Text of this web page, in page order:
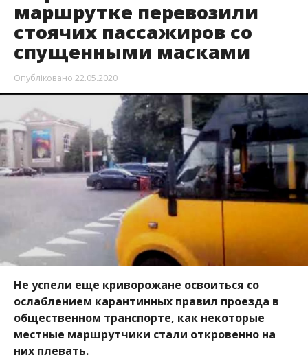
маршрутке перевозили
стоячих пассажиров со
спущенными масками
Опубліковано 22.05.2020
Не успели еще криворожане освоиться со
ослаблением карантинных правил проезда в
общественном транспорте, как некоторые
местные маршрутчики стали откровенно на
них плевать.